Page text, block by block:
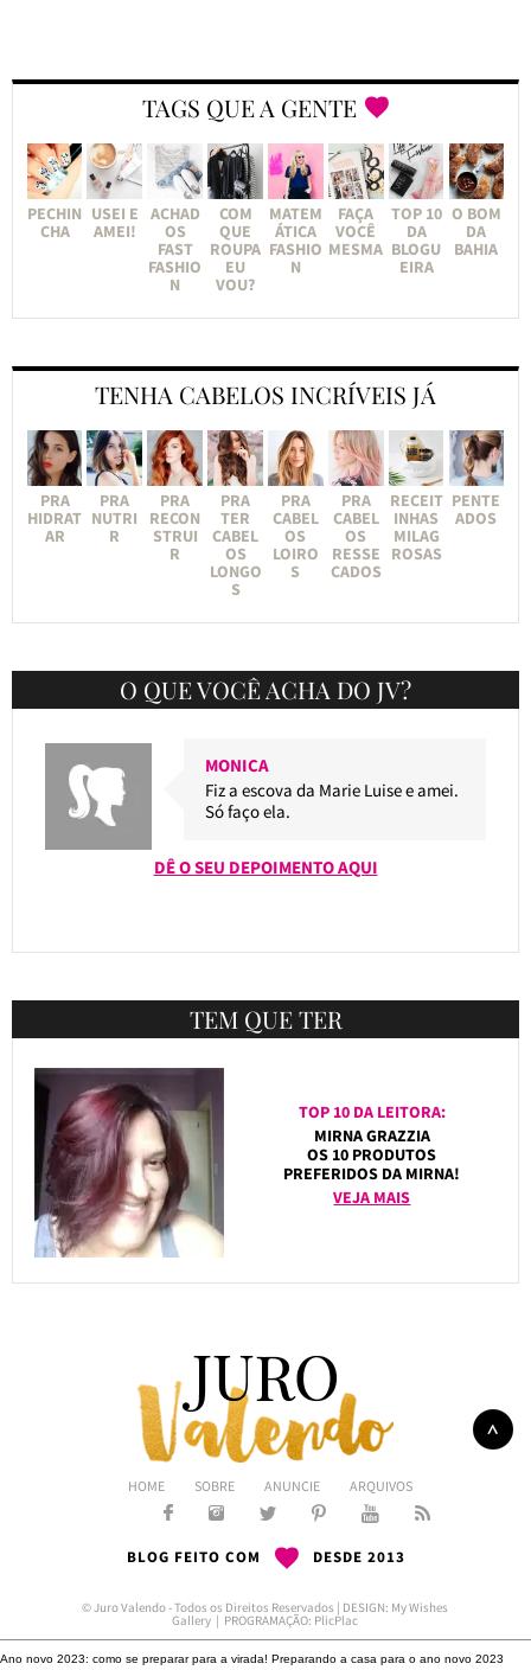
TAGS QUE A GENTE
PECHIN
CHA
USEI E
AMEI!
ACHAD
OS
FAST
FASHIO
N
COM
QUE
ROUPA
EU
VOU?
MATEM
ÁTICA
FASHIO
N
FAÇA
VOCÊ
MESMA
TOP 10
DA
BLOGU
EIRA
O BOM
DA
BAHIA
TENHA CABELOS INCRÍVEIS JÁ
PRA
HIDRAT
AR
PRA
NUTRI
R
PRA
RECON
STRUI
R
PRA
TER
CABEL
OS
LONGO
S
PRA
CABEL
OS
LOIRO
S
PRA
CABEL
OS
RESSE
CADOS
RECEIT
INHAS
MILAG
ROSAS
PENTE
ADOS
O QUE VOCÊ ACHA DO JV?
MONICA
Fiz a escova da Marie Luise e amei.
Só faço ela.
DÊ O SEU DEPOIMENTO AQUI
TEM QUE TER
TOP 10 DA LEITORA:
MIRNA GRAZZIA
OS 10 PRODUTOS
PREFERIDOS DA MIRNA!
VEJA MAIS
HOME SOBRE ANUNCIE ARQUIVOS
BLOG FEITO COM DESDE 2013
© Juro Valendo - Todos os Direitos Reservados | DESIGN: My Wishes
Gallery | PROGRAMAÇÃO: PlicPlac
Ano novo 2023: como se preparar para a virada! Preparando a casa para o ano novo 2023